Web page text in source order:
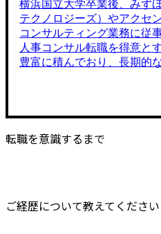
横浜国立大学卒業後、みず
テクノロジーズ）やアクセ
コンサルティング業務に従
人事コンサル転職を得意と
豊富に積んでおり、長期的
転職を意識するまで
ご経歴について教えてください